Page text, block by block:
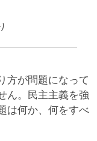
方が問題になって
ん。民主主義を強
は何か、何をすべ